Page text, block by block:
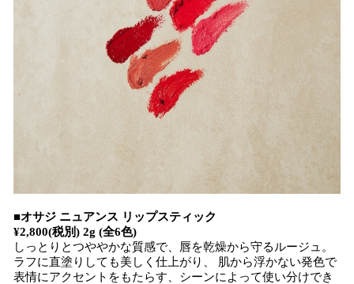
■オサジ ニュアンス リップスティック
¥2,800(税別) 2g (全6色)
しっとりとつややかな質感で、唇を乾燥から守るルージュ。
ラフに直塗りしても美しく仕上がり、 肌から浮かない発色で
表情にアクセントをもたらす、シーンによって使い分けでき